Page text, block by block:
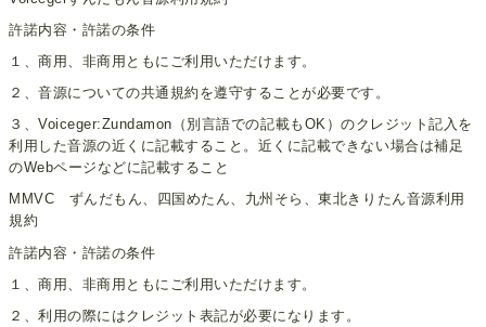
許諾内容・許諾の条件
１、商用、非商用ともにご利用いただけます。
２、音源についての共通規約を遵守することが必要です。
３、Voiceger:Zundamon（別言語での記載もOK）のクレジット記入を
利用した音源の近くに記載すること。近くに記載できない場合は補足
のWebページなどに記載すること
MMVC ずんだもん、四国めたん、九州そら、東北きりたん音源利用
規約
許諾内容・許諾の条件
１、商用、非商用ともにご利用いただけます。
２、利用の際にはクレジット表記が必要になります。